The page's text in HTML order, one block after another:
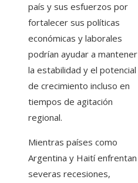
país y sus esfuerzos por
fortalecer sus políticas
económicas y laborales
podrían ayudar a mantener
la estabilidad y el potencial
de crecimiento incluso en
tiempos de agitación
regional.
Mientras países como
Argentina y Haití enfrentan
severas recesiones,